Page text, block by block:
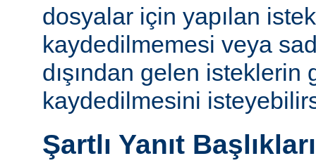
dosyalar için yapılan
kaydedilmemesi veya
dışından gelen isteklerin
kaydedilmesini
Şartlı Yanıt Başlıkları